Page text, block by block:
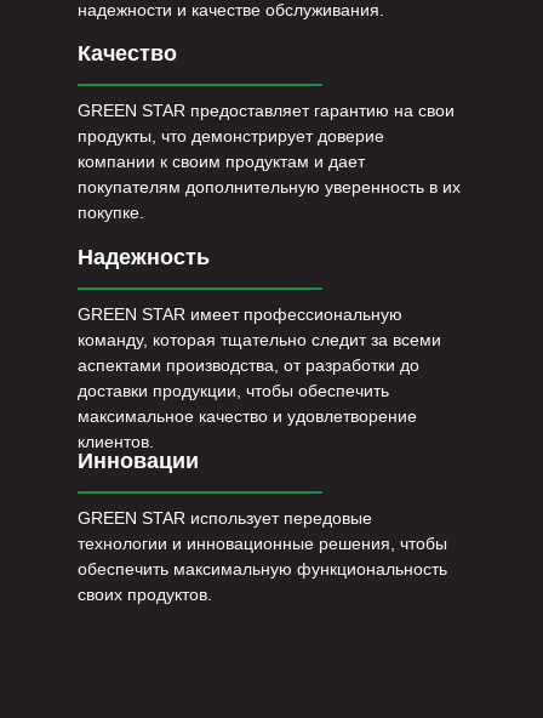
надежности и качестве обслуживания.
Качество
Надежность
GREEN STAR предоставляет гарантию на свои
продукты, что демонстрирует доверие
компании к своим продуктам и дает
покупателям дополнительную уверенность в их
покупке.
Инновации
GREEN STAR имеет профессиональную
команду, которая тщательно следит за всеми
аспектами производства, от разработки до
доставки продукции, чтобы обеспечить
максимальное качество и удовлетворение
клиентов.
GREEN STAR использует передовые
технологии и инновационные решения, чтобы
обеспечить максимальную функциональность
своих продуктов.